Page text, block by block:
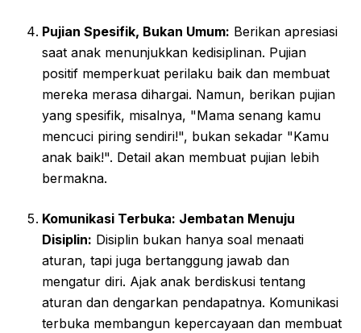
Pujian Spesifik, Bukan Umum: Berikan apresiasi
saat anak menunjukkan kedisiplinan. Pujian
positif memperkuat perilaku baik dan membuat
mereka merasa dihargai. Namun, berikan pujian
yang spesifik, misalnya, "Mama senang kamu
mencuci piring sendiri!", bukan sekadar "Kamu
anak baik!". Detail akan membuat pujian lebih
bermakna.
Komunikasi Terbuka: Jembatan Menuju
Disiplin: Disiplin bukan hanya soal menaati
aturan, tapi juga bertanggung jawab dan
mengatur diri. Ajak anak berdiskusi tentang
aturan dan dengarkan pendapatnya. Komunikasi
terbuka membangun kepercayaan dan membuat